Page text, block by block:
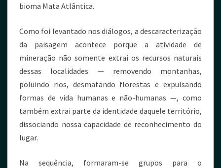
bioma Mata Atlântica.
Como foi levantado nos diálogos, a descaracterização
da paisagem acontece porque a atividade de
mineração não somente extrai os recursos naturais
dessas localidades — removendo montanhas,
poluindo rios, desmatando florestas e expulsando
formas de vida humanas e não-humanas —, como
também extrai parte da identidade daquele território,
dissociando nossa capacidade de reconhecimento do
lugar.
Na sequência, formaram-se grupos para o